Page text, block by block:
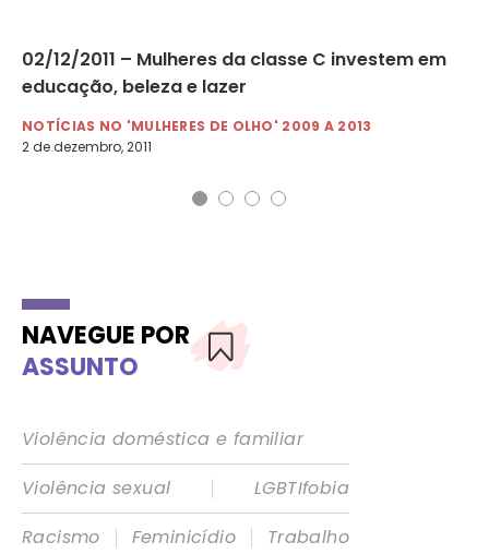
02/12/2011 – Mulheres da classe C investem em
educação, beleza e lazer
NOTÍCIAS NO 'MULHERES DE OLHO' 2009 A 2013
2 de dezembro, 2011
NAVEGUE POR
ASSUNTO
Violência doméstica e familiar
Violência sexual
|
LGBTIfobia
Racismo
| Feminicídio |
Trabalho